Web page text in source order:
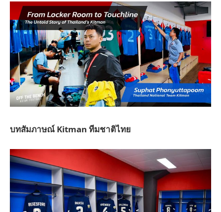
บทสัมภาษณ์ Kitman ทีมชาติไทย